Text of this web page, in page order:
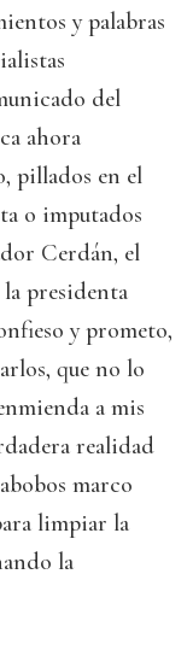
y palabras
del
ahora
pillados en el
o imputados
Cerdán, el
presidenta
y prometo,
que no lo
a mis
realidad
marco
limpiar la
la